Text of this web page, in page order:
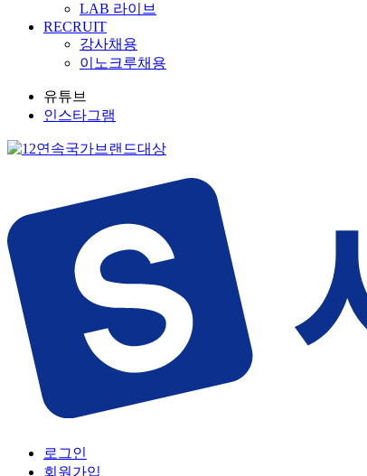
LAB 라이브
RECRUIT
강사채용
이노크루채용
유튜브
인스타그램
로그인
회원가입